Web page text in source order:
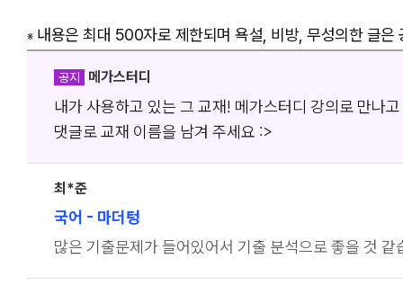
※내용은 최대 500자로 제한되며 욕설, 비방, 무성의한 글은
공지 메가스터디
내가 사용하고 있는 그 교재! 메가스터디 강의로 만나
댓글로 교재 이름을 남겨 주세요 :>
최*준
국어 - 마더텅
많은 기출문제가 들어있어서 기출 분석으로 좋을 것 같